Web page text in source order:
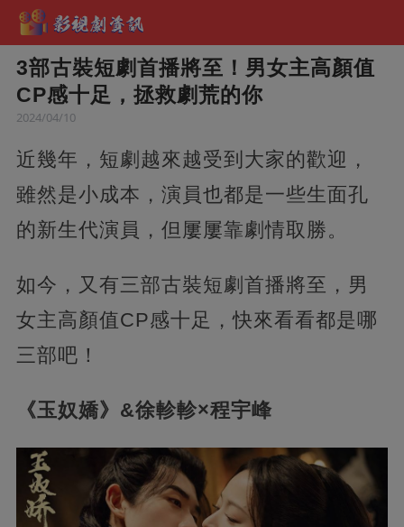
3部古裝短劇首播將至！男女主高顏值
CP感十足，拯救劇荒的你
2024/04/10
近幾年，短劇越來越受到大家的歡迎，
雖然是小成本，演員也都是一些生面孔
的新生代演員，但屢屢靠劇情取勝。
如今，又有三部古裝短劇首播將至，男
女主高顏值CP感十足，快來看看都是哪
三部吧！
《玉奴嬌》&徐軫軫×程宇峰